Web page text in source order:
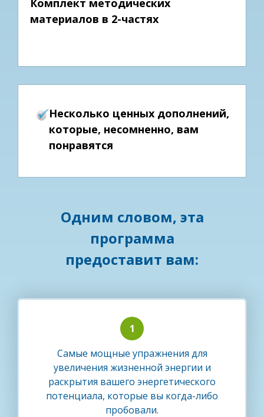
Комплект методических
материалов в 2-частях
Несколько ценных дополнений,
которые, несомненно, вам
понравятся
Одним словом, эта
программа
предоставит вам:
Самые мощные упражнения для
увеличения жизненной энергии и
раскрытия вашего энергетического
потенциала, которые вы когда-либо
пробовали.